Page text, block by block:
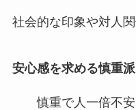
社会的な印象や対人
安心感を求める慎重派
慎重で人一倍不